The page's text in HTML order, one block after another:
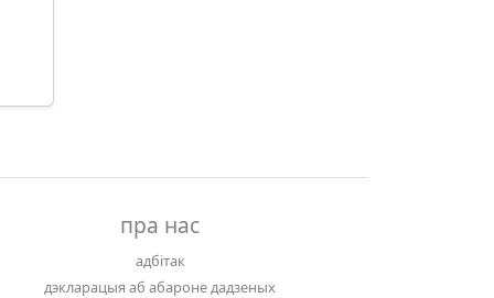
пра нас
адбітак
дэкларацыя аб абароне дадзеных